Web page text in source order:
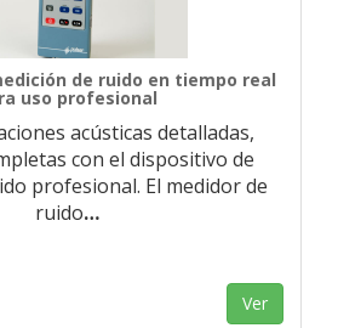
de ruido en tiempo real
uso profesional
acústicas detalladas,
con el dispositivo de
profesional. El medidor de
ruido…
Ver